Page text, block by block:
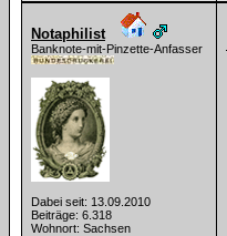
Notaphilist
Banknote-mit-Pinzette-Anfasser
Dabei seit: 13.09.2010
Beiträge: 6.318
Wohnort: Sachsen